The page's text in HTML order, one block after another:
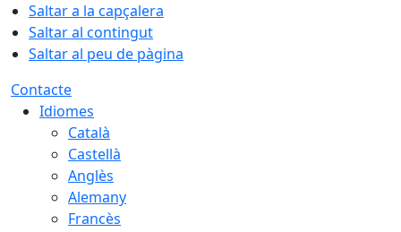
Saltar a la capçalera
Saltar al contingut
Saltar al peu de pàgina
Contacte
Idiomes
Català
Castellà
Anglès
Alemany
Francès